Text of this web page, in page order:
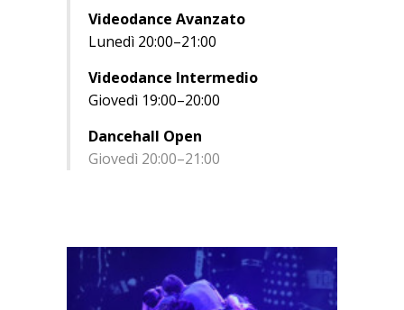
Videodance Avanzato
Lunedì 20:00–21:00
Videodance Intermedio
Giovedì 19:00–20:00
Dancehall Open
Giovedì 20:00–21:00